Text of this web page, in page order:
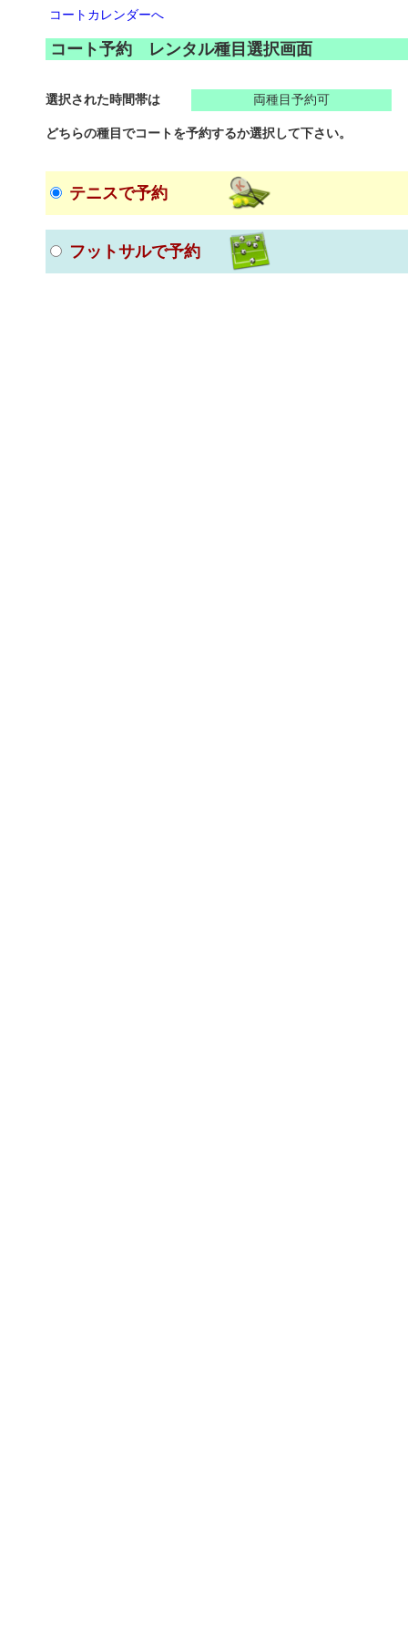
コートカレンダーへ
コート予約 レンタル種目選択画面
選択された時間帯は 両種目予約可
どちらの種目でコートを予約するか選択して下さい。
テニスで予約
フットサルで予約